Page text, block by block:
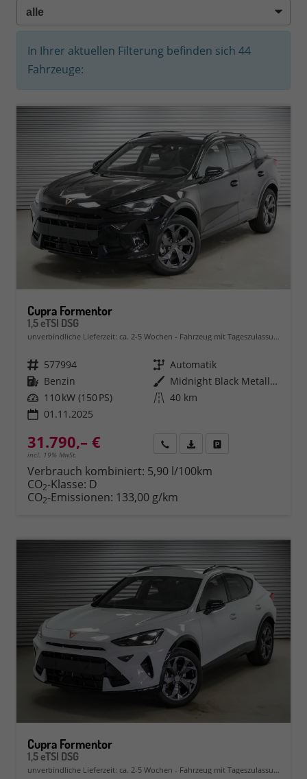
In Ihrer aktuellen Filterung befinden sich 44
Fahrzeuge:
Cupra Formentor
1,5 eTSI DSG
unverbindliche Lieferzeit: ca. 2-5 Wochen Fahrzeug mit Tageszulassung
Fahrzeugnr. 577994 Getriebe Automatik
Kraftstoff Benzin Außenfarbe
Midnight Black Metallic (0E)
Leistung 110 kW (150 PS) Kilometerstand 40 km
01.11.2025
31.790,– €
incl. 19% MwSt.
Rückruf PDF-Datei, Fahrzeugexposé
Verbrauch kombiniert: 5,90 l/100km
CO2-Klasse: D
CO2-Emissionen: 133,00 g/km
Cupra Formentor
1,5 eTSI DSG
unverbindliche Lieferzeit: ca. 2-5 Wochen Fahrzeug mit Tageszulassung